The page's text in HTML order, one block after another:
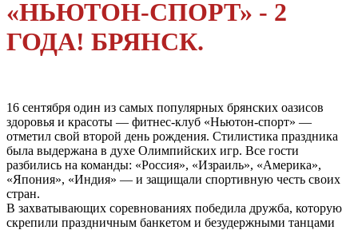
«НЬЮТОН-СПОРТ» - 2
ГОДА! БРЯНСК.
16 сентября один из самых популярных брянских оазисов
здоровья и красоты — фитнес-клуб «Ньютон-спорт» —
отметил свой второй день рождения. Стилистика праздника
была выдержана в духе Олимпийских игр. Все гости
разбились на команды: «Россия», «Израиль», «Америка»,
«Япония», «Индия» — и защищали спортивную честь своих
стран.
В захватывающих соревнованиях победила дружба, которую
скрепили праздничным банкетом и безудержными танцами